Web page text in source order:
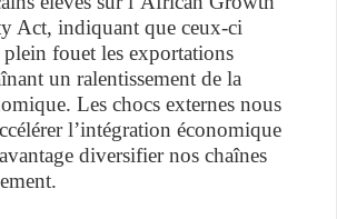
Act, indiquant que ceux-ci
fouet les exportations
un ralentissement de la
Les chocs externes nous
l’intégration économique
diversifier nos chaînes